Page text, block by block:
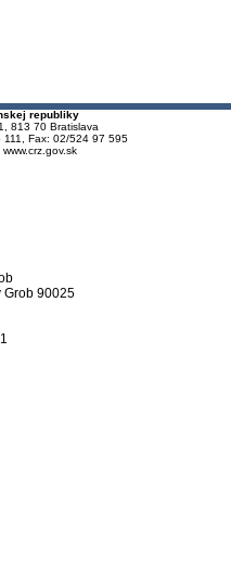
republiky
813 70 Bratislava
111, Fax: 02/524 97 595
Grob 90025